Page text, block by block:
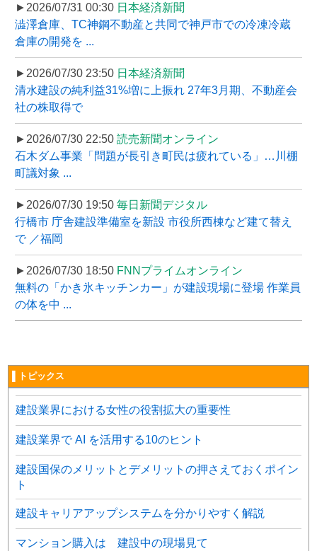
►2026/07/31 00:30 日本経済新聞
澁澤倉庫、TC神鋼不動産と共同で神戸市での冷凍冷蔵
倉庫の開発を ...
►2026/07/30 23:50 日本経済新聞
清水建設の純利益31%増に上振れ 27年3月期、不動産会
社の株取得で
►2026/07/30 22:50 読売新聞オンライン
石木ダム事業「問題が長引き町民は疲れている」…川棚
町議対象 ...
►2026/07/30 19:50 毎日新聞デジタル
行橋市 庁舎建設準備室を新設 市役所西棟など建て替え
で ／福岡
►2026/07/30 18:50 FNNプライムオンライン
無料の「かき氷キッチンカー」が建設現場に登場 作業員
の体を中 ...
▌トピックス
建設業界における女性の役割拡大の重要性
建設業界で AI を活用する10のヒント
建設国保のメリットとデメリットの押さえておくポイン
ト
建設キャリアアップシステムを分かりやすく解説
マンション購入は 建設中の現場見て